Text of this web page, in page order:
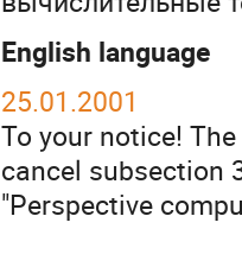
English language
25.01.2001
To your notice!
cancel subsection
"Perspective